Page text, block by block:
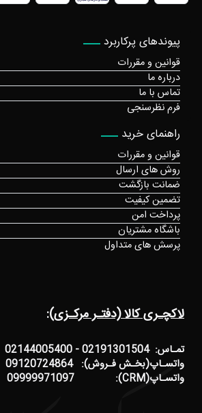
لاکچـری کالا (دفتـر مرکـزی):
تمـاس: 02191301504 - 02144005400
واتسـاپ(بخـش فـروش): 09120724864
واتسـاپ(CRM): 09999971097
پیوندهای پرکاربرد
قوانین و مقررات
درباره ما
تماس با ما
فرم نظرسنجی
راهنمای خرید
قوانین و مقررات
روش های ارسال
ضمانت بازگشت
تضمین کیفیت
پرداخت امن
باشگاه مشتریان
پرسش های متداول